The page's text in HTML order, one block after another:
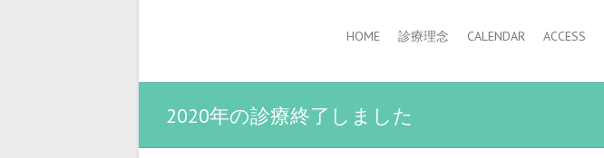
HOME 診療理念 CALENDAR ACCESS
2020年の診療終了しました